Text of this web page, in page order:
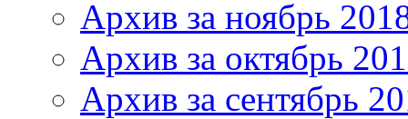
Архив за ноябрь
Архив за октябрь
Архив за сентябрь